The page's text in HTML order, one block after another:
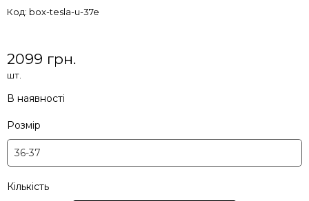
Код: box-tesla-u-37e
2099 грн.
шт.
В наявності
Розмір
Кількість